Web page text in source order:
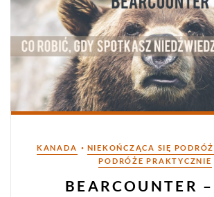
Kategorie
KANADA • NIEKOŃCZĄCA SIĘ
PODRÓŻE PRAKTYCZNIE
BEARCOUNTER